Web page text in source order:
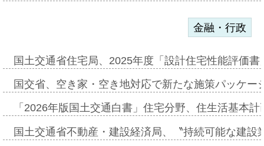
金融・行政
国土交通省住宅局、2025年度「設計住宅性能評価
国交省、空き家・空き地対応で新たな施策パッケ
「2026年版国土交通白書」住宅分野、住生活基本
国土交通省不動産・建設経済局、〝持続可能な建